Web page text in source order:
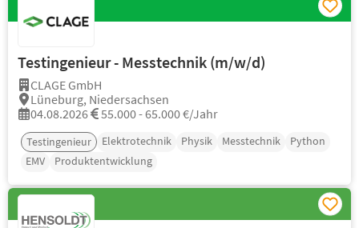
Testingenieur - Messtechnik (m/w/d)
CLAGE GmbH
Lüneburg, Niedersachsen
04.08.2026
55.000 - 65.000 €/Jahr
Testingenieur Elektrotechnik Physik Messtechnik
Python
EMV
Produktentwicklung